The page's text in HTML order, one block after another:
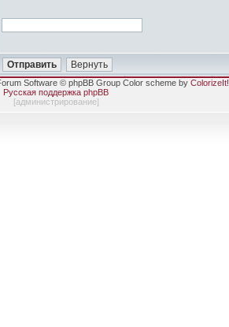
Software © phpBB Group Color scheme by ColorizeIt!
Русская поддержка phpBB
[администрирование]